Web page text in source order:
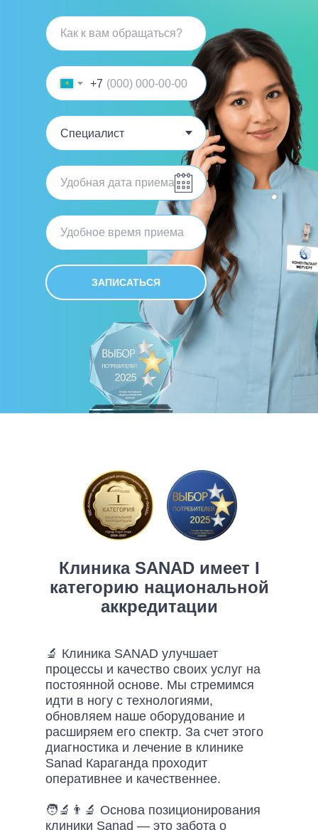
+7
ЗАПИСАТЬСЯ
Клиника SANAD имеет I
категорию национальной
аккредитации
🔬 Клиника SANAD улучшает
процессы и качество своих услуг на
постоянной основе. Мы стремимся
идти в ногу с технологиями,
обновляем наше оборудование и
расширяем его спектр. За счет этого
диагностика и лечение в клинике
Sanad Караганда проходит
оперативнее и качественнее.
🧑‍🔬👨‍🔬 Основа позиционирования
клиники Sanad — это забота о